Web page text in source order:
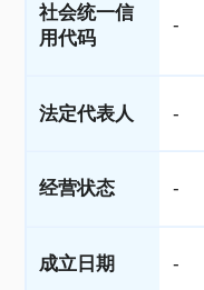
社会统一信
用代码
-
法定代表人 -
经营状态 -
成立日期 -